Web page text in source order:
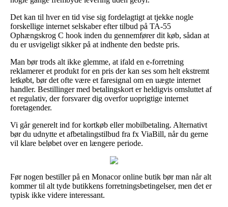
Det kan til hver en tid vise sig fordelagtigt at tjekke nogle
forskellige internet selskaber efter tilbud på TA-55
Ophængskrog C hook inden du gennemfører dit køb, sådan at
du er usvigeligt sikker på at indhente den bedste pris.
Man bør trods alt ikke glemme, at ifald en e-forretning
reklamerer et produkt for en pris der kan ses som helt ekstremt
letkøbt, bør det ofte være et faresignal om en uægte internet
handler. Bestillinger med betalingskort er heldigvis omsluttet af
et regulativ, der forsvarer dig overfor uoprigtige internet
foretagender.
Vi går generelt ind for kortkøb eller mobilbetaling. Alternativt
bør du udnytte et afbetalingstilbud fra fx ViaBill, når du gerne
vil klare beløbet over en længere periode.
Før nogen bestiller på en Monacor online butik bør man når alt
kommer til alt tyde butikkens forretningsbetingelser, men det er
typisk ikke videre interessant.